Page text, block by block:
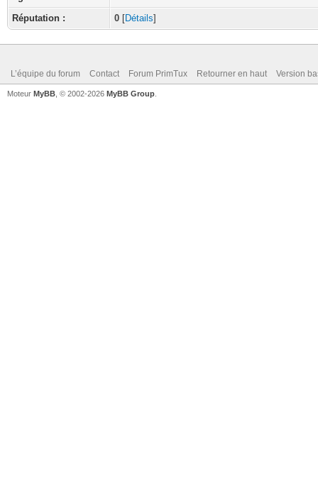
Réputation :
0 [Détails]
L’équipe du forum Contact Forum PrimTux Retourner en haut Version
Moteur MyBB , © 2002-2026 MyBB Group